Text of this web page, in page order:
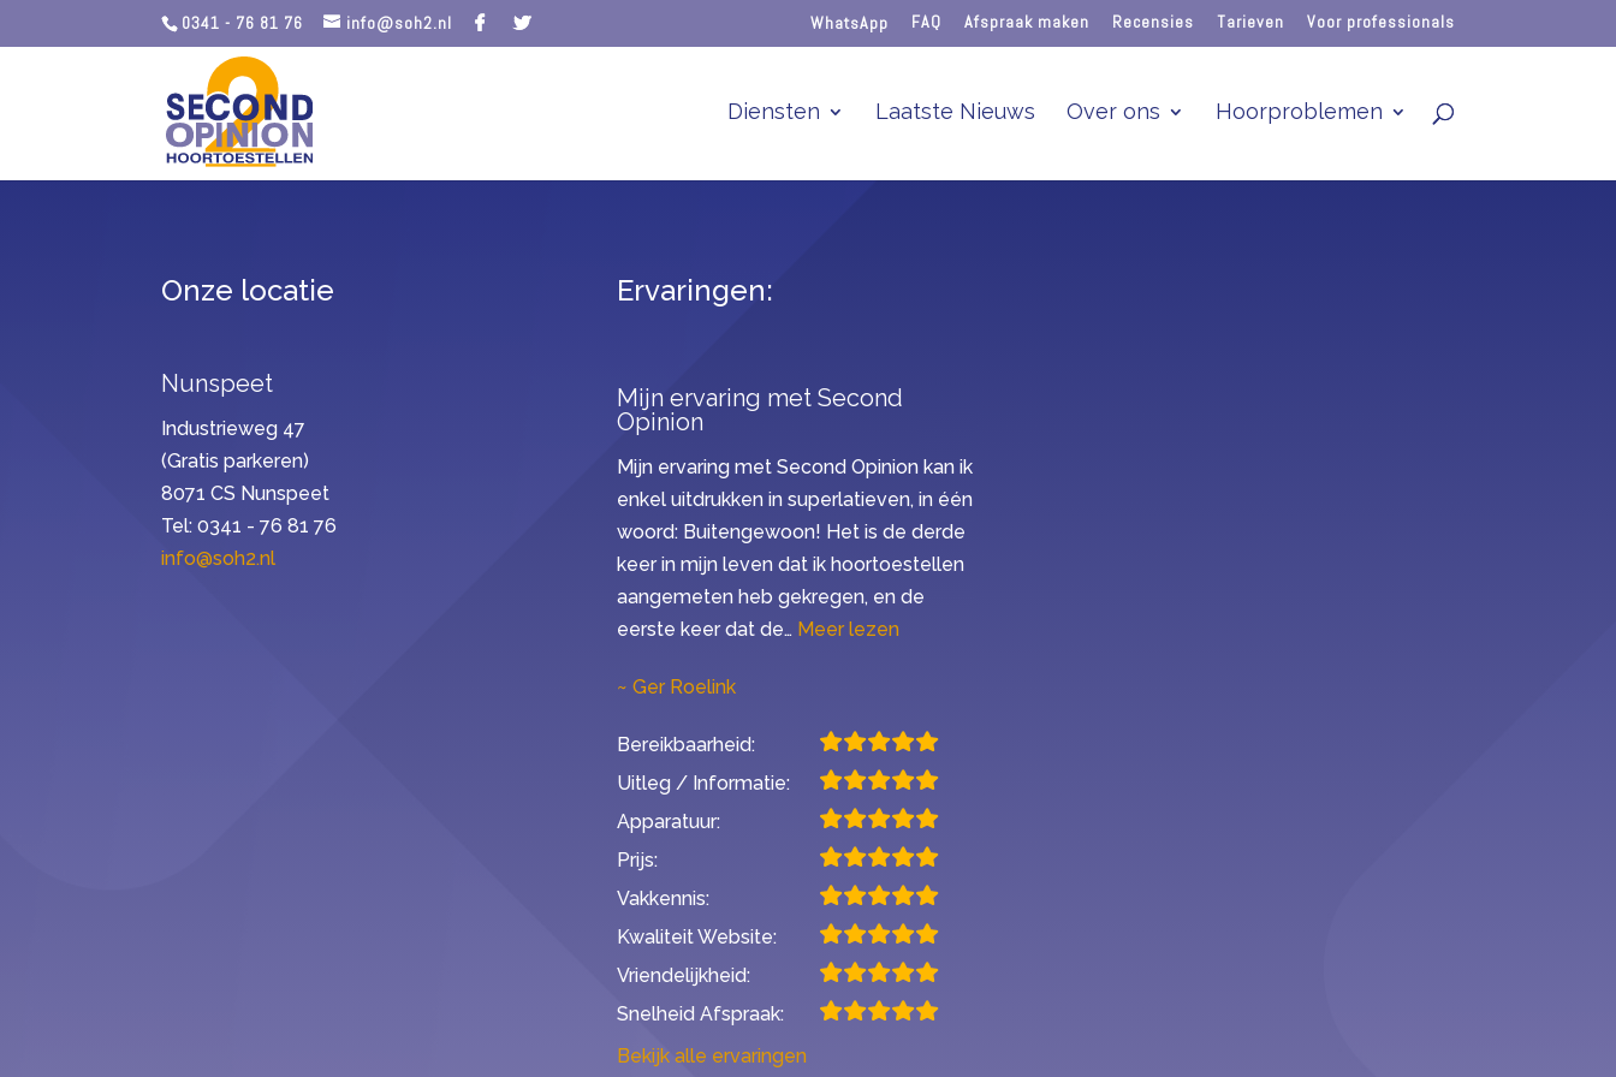
0341 - 76 81 76 info@soh2.nl WhatsApp FAQ Afspraak maken Recensies Tarieven Voor professionals
Diensten Laatste Nieuws Over ons Hoorproblemen
Onze locatie
Nunspeet
Industrieweg 47
(Gratis parkeren)
8071 CS Nunspeet
Tel: 0341 - 76 81 76
info@soh2.nl
Ervaringen:
Mijn ervaring met Second
Opinion
Mijn ervaring met Second Opinion kan ik
enkel uitdrukken in superlatieven, in één
woord: Buitengewoon! Het is de derde
keer in mijn leven dat ik hoortoestellen
aangemeten heb gekregen, en de
eerste keer dat de… Meer lezen“Mijn ervaring met Second Opinion”
Ger Roelink
Bereikbaarheid:
Uitleg / Informatie:
Apparatuur:
Prijs:
Vakkennis:
Kwaliteit Website:
Vriendelijkheid:
Snelheid Afspraak:
Bekijk alle ervaringen